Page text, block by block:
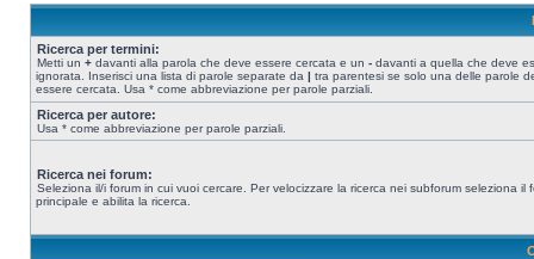
Ricerca per termini:
Metti un + davanti alla parola che deve essere cercata e un - davanti a quella che deve
ignorata. Inserisci una lista di parole separate da | tra parentesi se solo una delle parole
essere cercata. Usa * come abbreviazione per parole parziali.
Ricerca per autore:
Usa * come abbreviazione per parole parziali.
Ricerca nei forum:
Seleziona il/i forum in cui vuoi cercare. Per velocizzare la ricerca nei subforum seleziona il
principale e abilita la ricerca.